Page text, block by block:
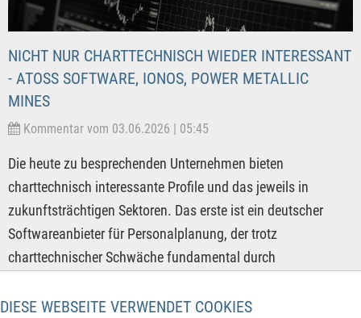
DIESE WEBSEITE VERWENDET COOKIES
NICHT NUR CHARTTECHNISCH WIEDER INTERESSANT
- ATOSS SOFTWARE, IONOS, POWER METALLIC
MINES
Kommentar vom 03.06.2026 | 05:45
Die heute zu besprechenden Unternehmen bieten
charttechnisch interessante Profile und das jeweils in
zukunftsträchtigen Sektoren. Das erste ist ein deutscher
Softwareanbieter für Personalplanung, der trotz
charttechnischer Schwäche fundamental durch
ein Rohstoffexplorer mit Kupferfokus in Kanada, der als